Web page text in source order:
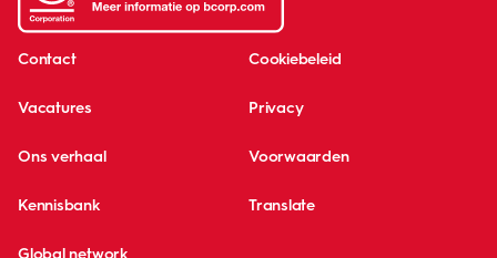
Contact Cookiebeleid
Vacatures Privacy
Ons verhaal Voorwaarden
Kennisbank Translate
Global network